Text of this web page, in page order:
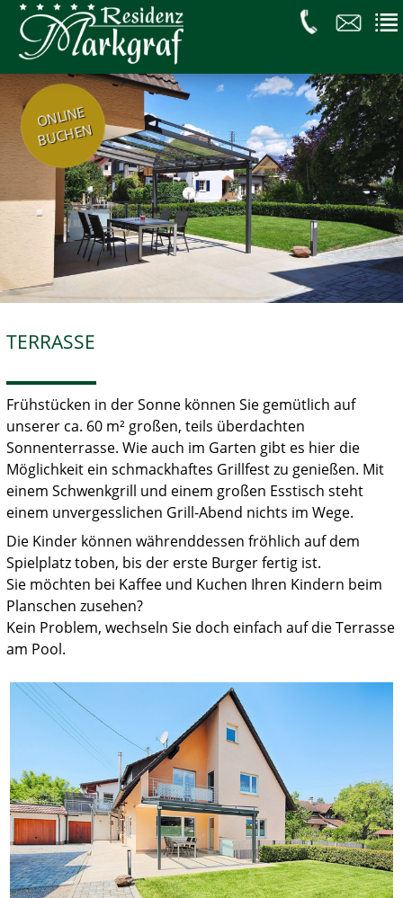
ONLINE
BUCHEN
TERRASSE
Frühstücken in der Sonne können Sie gemütlich auf
unserer ca. 60 m² großen, teils überdachten
Sonnenterrasse. Wie auch im Garten gibt es hier die
Möglichkeit ein schmackhaftes Grillfest zu genießen. Mit
einem Schwenkgrill und einem großen Esstisch steht
einem unvergesslichen Grill-Abend nichts im Wege.
Die Kinder können währenddessen fröhlich auf dem
Spielplatz toben, bis der erste Burger fertig ist.
Sie möchten bei Kaffee und Kuchen Ihren Kindern beim
Planschen zusehen?
Kein Problem, wechseln Sie doch einfach auf die Terrasse
am Pool.